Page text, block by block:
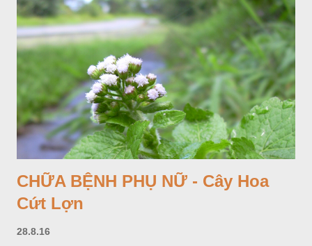
CHỮA BỆNH PHỤ NỮ - Cây Hoa
Cứt Lợn
28.8.16